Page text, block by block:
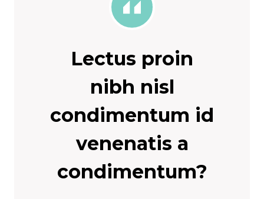
Lectus proin
nibh nisl
condimentum id
venenatis a
condimentum?